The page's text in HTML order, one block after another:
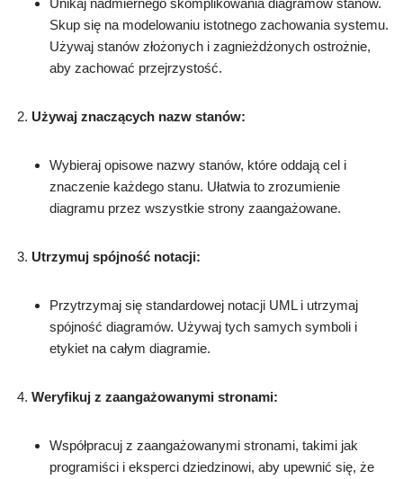
Unikaj nadmiernego skomplikowania diagramów stanów.
Skup się na modelowaniu istotnego zachowania systemu.
Używaj stanów złożonych i zagnieżdżonych ostrożnie,
aby zachować przejrzystość.
Używaj znaczących nazw stanów:
Wybieraj opisowe nazwy stanów, które oddają cel i
znaczenie każdego stanu. Ułatwia to zrozumienie
diagramu przez wszystkie strony zaangażowane.
Utrzymuj spójność notacji:
Przytrzymaj się standardowej notacji UML i utrzymaj
spójność diagramów. Używaj tych samych symboli i
etykiet na całym diagramie.
Weryfikuj z zaangażowanymi stronami:
Współpracuj z zaangażowanymi stronami, takimi jak
programiści i eksperci dziedzinowi, aby upewnić się, że